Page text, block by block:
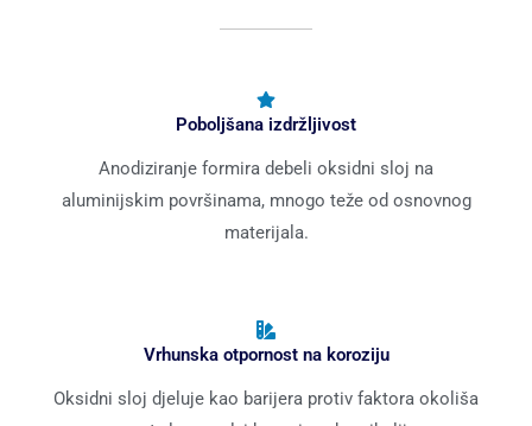
Poboljšana izdržljivost
Anodiziranje formira debeli oksidni sloj na
aluminijskim površinama, mnogo teže od osnovnog
materijala.
Vrhunska otpornost na koroziju
Oksidni sloj djeluje kao barijera protiv faktora okoliša